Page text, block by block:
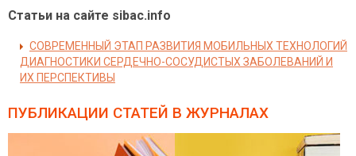
Статьи на сайте sibac.info
СОВРЕМЕННЫЙ ЭТАП РАЗВИТИЯ МОБИЛЬНЫХ ТЕХНОЛОГИЙ
ДИАГНОСТИКИ СЕРДЕЧНО-СОСУДИСТЫХ ЗАБОЛЕВАНИЙ И
ИХ ПЕРСПЕКТИВЫ
ПУБЛИКАЦИИ СТАТЕЙ В ЖУРНАЛАХ